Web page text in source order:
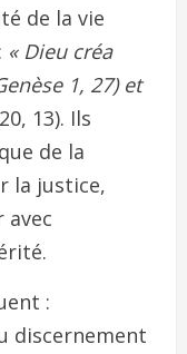
de la vie
« Dieu créa
1, 27) et
13). Ils
de la
la justice,
:
discernement